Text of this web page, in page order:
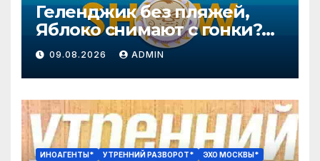
Геленджик без пляжей,
Яблоко снимают с гонки?
Колобку грозят расправой.
Давлетгильдеев, Рогов
09.08.2026 ADMIN
ИНОАГЕНТЫ* УТРЕННИЙ РАЗВОРОТ* ЭХО МОСКВЫ*